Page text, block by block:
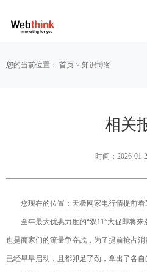
您的当前位置： 首页 > 知识博客
相关
时间：2026-01-
您现在的位置：天极网家电行情提前看
全年最大优惠力度的“双11”大促即将来
也是商家们的流量争夺战，为了提前抢占
已经早早启动，且都卯足了劲，拿出了各